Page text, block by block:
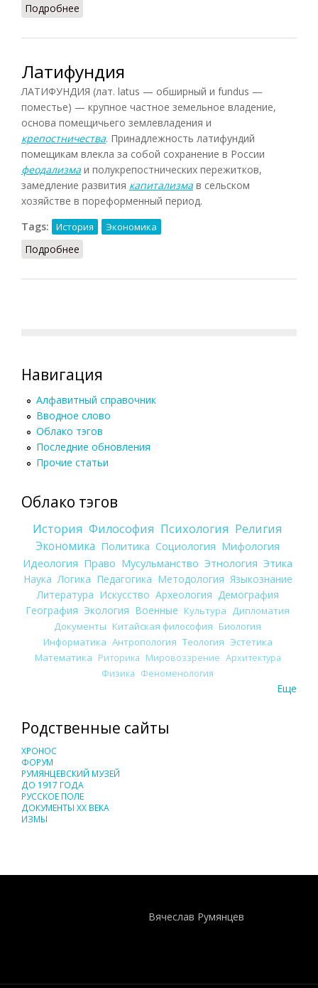
Подробнее
Латифундия
ЛАТИФУНДИЯ (лат. latus — обширный и fundus —
поместье) — крупное частное земельное владение,
основа помещичьего землевладения и
крепостничества. Принадлежность латифундий
помещикам влекла за собой сохранение в России
феодализма и полукрепостнических пережитков,
замедление развития капитализма в сельском
хозяйстве в пореформенный период.
Tags:
История Экономика
Подробнее
Навигация
Алфавитный справочник
Вводное слово
Облако тэгов
Последние обновления
Прочие статьи
Облако тэгов
История Философия Психология Религия
Экономика Политика Социология Мифология
Идеология Право Мусульманство Этнология Этика
Наука Логика Педагогика Методология Языкознание
Литература Искусство Археология Демография
География Экология Военные Культура
Дипломатия
Документы Китайская философия Биология
Информатика Антропология Теология Эстетика
Математика Риторика Мировоззрение Архитектура
Физика Феноменология
Еще
Родственные сайты
ХРОНОС
ФОРУМ
РУМЯНЦЕВСКИЙ МУЗЕЙ
ДО 1917 ГОДА
РУССКОЕ ПОЛЕ
ДОКУМЕНТЫ XX ВЕКА
ИЗМЫ
Вячеслав Румянцев